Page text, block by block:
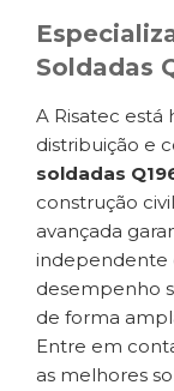
Soldadas
A Risatec está
distribuição e
soldadas
construção
avançada
independente
desempenho
de forma
Entre em
as melhores